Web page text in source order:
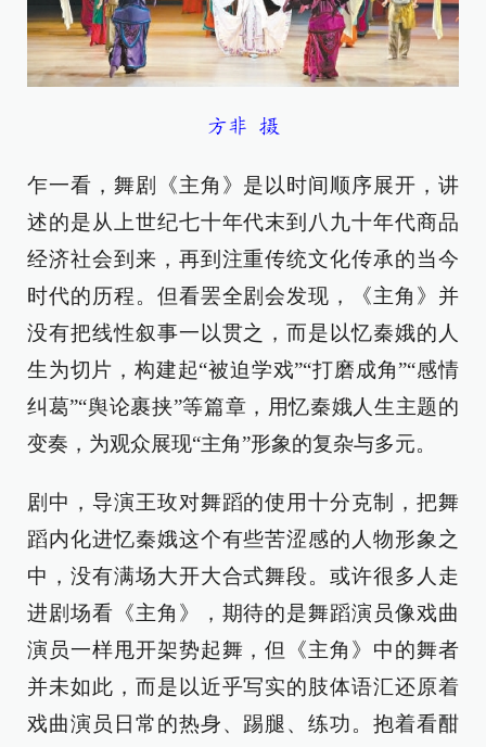
方非 摄
乍一看，舞剧《主角》是以时间顺序展开，讲
述的是从上世纪七十年代末到八九十年代商品
经济社会到来，再到注重传统文化传承的当今
时代的历程。但看罢全剧会发现，《主角》并
没有把线性叙事一以贯之，而是以忆秦娥的人
生为切片，构建起“被迫学戏”“打磨成角”“感情
纠葛”“舆论裹挟”等篇章，用忆秦娥人生主题的
变奏，为观众展现“主角”形象的复杂与多元。
剧中，导演王玫对舞蹈的使用十分克制，把舞
蹈内化进忆秦娥这个有些苦涩感的人物形象之
中，没有满场大开大合式舞段。或许很多人走
进剧场看《主角》，期待的是舞蹈演员像戏曲
演员一样甩开架势起舞，但《主角》中的舞者
并未如此，而是以近乎写实的肢体语汇还原着
戏曲演员日常的热身、踢腿、练功。抱着看酣